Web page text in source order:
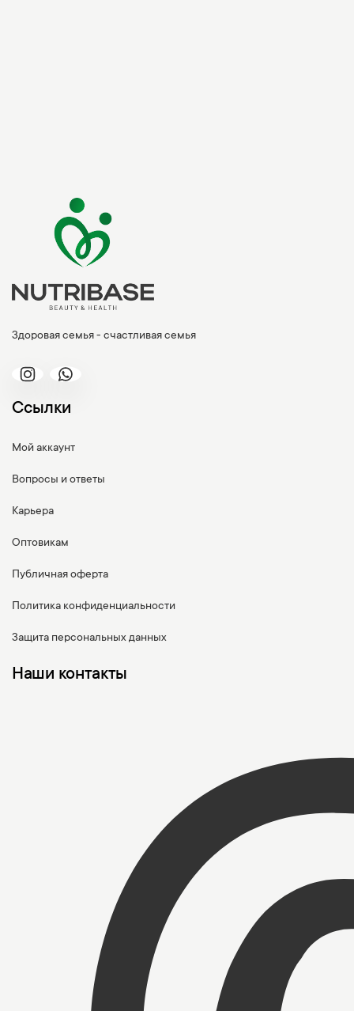
Здоровая семья - счастливая семья
Ссылки
Мой аккаунт
Вопросы и ответы
Карьера
Оптовикам
Публичная оферта
Политика конфиденциальности
Защита персональных данных
Наши контакты